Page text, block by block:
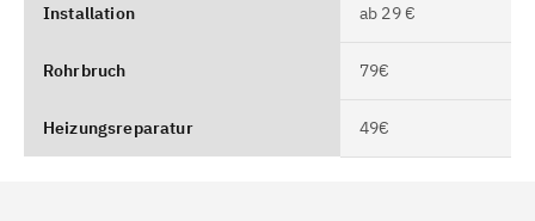
Installation ab 29 €
Rohrbruch 79€
Heizungsreparatur 49€